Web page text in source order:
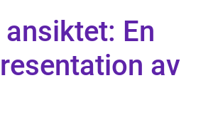
En
av